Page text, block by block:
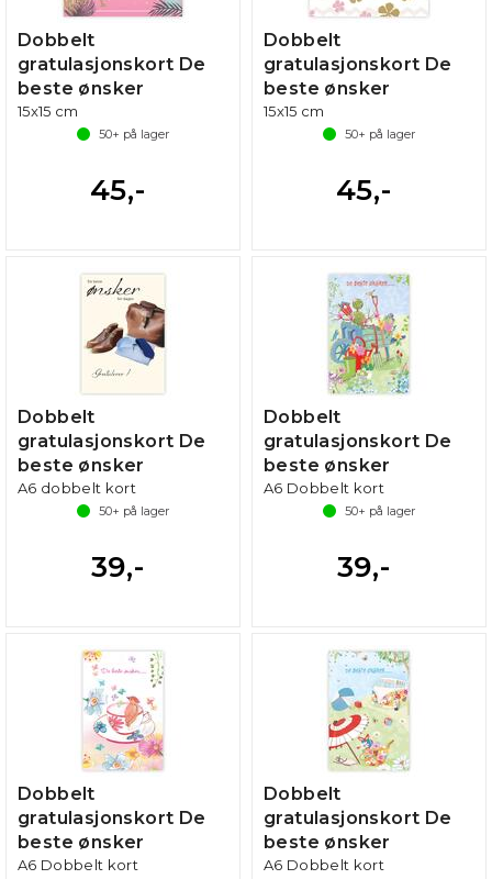
Dobbelt
gratulasjonskort De
beste ønsker
15x15 cm
50+ på lager
45,-
Dobbelt
gratulasjonskort De
beste ønsker
15x15 cm
50+ på lager
45,-
Dobbelt
gratulasjonskort De
beste ønsker
A6 dobbelt kort
50+ på lager
39,-
Dobbelt
gratulasjonskort De
beste ønsker
A6 Dobbelt kort
50+ på lager
39,-
Dobbelt
gratulasjonskort De
beste ønsker
A6 Dobbelt kort
Dobbelt
gratulasjonskort De
beste ønsker
A6 Dobbelt kort